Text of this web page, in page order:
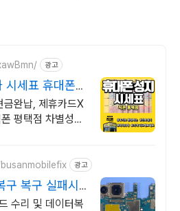
광고
세표 휴대폰성
금완납, 제휴카드X
평택점 차별성없
광고
복구 실패시
수리 및 데이터복